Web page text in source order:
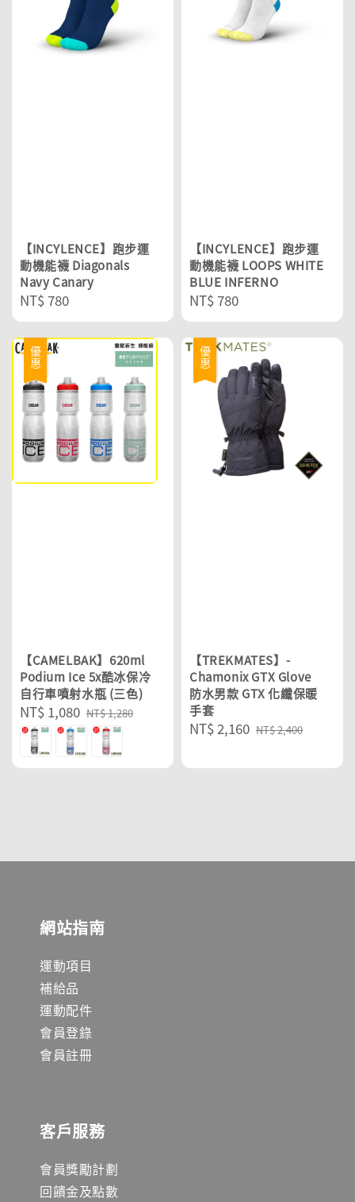
【INCYLENCE】跑步運
動機能襪 Diagonals
Navy Canary
Regular
price
NT$ 780
【INCYLENCE】跑步運
動機能襪 LOOPS WHITE
BLUE INFERNO
Regular
price
NT$ 780
優惠
【CAMELBAK】620ml
Podium Ice 5x酷冰保冷
自行車噴射水瓶 (三色)
Sale
price
NT$ 1,080 Regular
price
NT$ 1,280
優惠
【TREKMATES】-
Chamonix GTX Glove
防水男款 GTX 化纖保暖
手套
Sale
NT$ 2,160 Regular
NT$ 2,400
網站指南
運動項目
補給品
運動配件
會員登錄
會員註冊
客戶服務
會員獎勵計劃
回饋金及點數